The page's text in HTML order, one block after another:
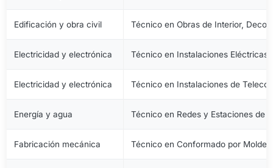
Edificación y obra civil Técnico en Obras de Interior,
Electricidad y electrónica Técnico en Instalaciones Eléctricas
Electricidad y electrónica Técnico en Instalaciones de
Energía y agua Técnico en Redes y Estaciones de
Fabricación mecánica Técnico en Conformado por